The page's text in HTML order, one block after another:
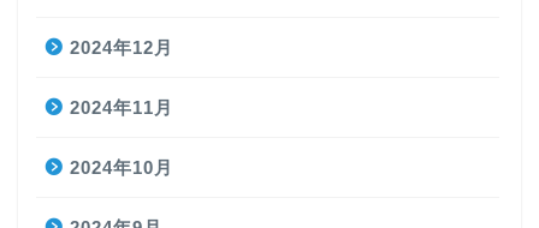
2024年12月
2024年11月
2024年10月